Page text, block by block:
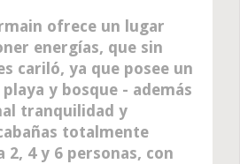
ofrece un lugar
energías, que sin
cariló, ya que posee un
y bosque - además
tranquilidad y
totalmente
2, 4 y 6 personas, con